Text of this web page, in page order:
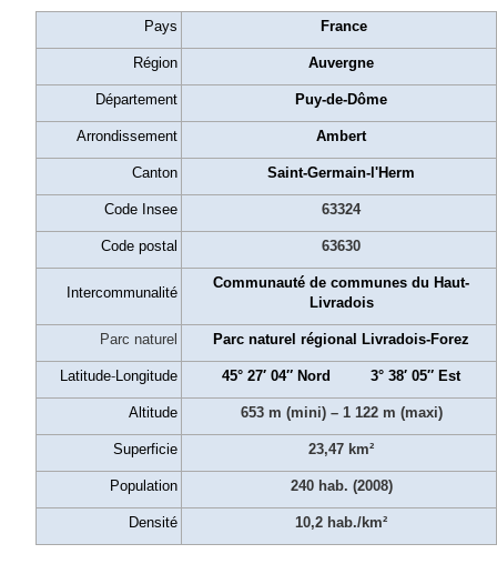
Pays France
Région Auvergne
Département Puy-de-Dôme
Arrondissement Ambert
Canton Saint-Germain-l'Herm
Code Insee 63324
Code postal 63630
Intercommunalité
Communauté de communes du Haut-
Livradois
Parc naturel Parc naturel régional Livradois-Forez
Latitude-Longitude 45° 27′ 04″ Nord 3° 38′ 05″ Est
Altitude 653 m (mini) – 1 122 m (maxi)
Superficie 23,47 km²
Population 240 hab. (2008)
Densité 10,2 hab./km²